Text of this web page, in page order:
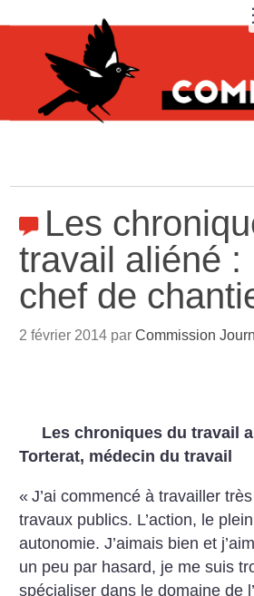
Les
travail aliéné :
chef de
2 février 2014 parCommission
Les chroniques du travail
Torterat, médecin du travail
« J’ai commencé à travailler
travaux publics. L’action, le
autonomie. J’aimais bien et
un peu par hasard, je me suis
spécialiser dans le domaine de